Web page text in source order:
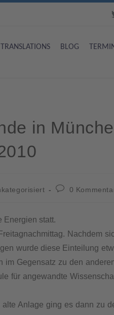
BLOG
in
0
Energien statt.
Nachdem
wurde diese Einteilung
Gegensatz zu den
für angewandte
Anlage ging es dann zu